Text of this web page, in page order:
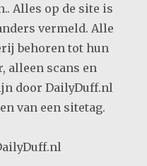
Alles op de site is
vermeld. Alle
behoren tot hun
alleen scans en
door DailyDuff.nl
van een sitetag.